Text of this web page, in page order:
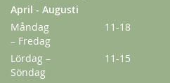
April - Augusti
Måndag
– Fredag
11-18
Lördag –
Söndag
11-15